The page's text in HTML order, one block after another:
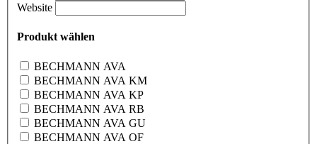
Website
Produkt wählen
BECHMANN AVA
BECHMANN AVA KM
BECHMANN AVA KP
BECHMANN AVA RB
BECHMANN AVA GU
BECHMANN AVA OF